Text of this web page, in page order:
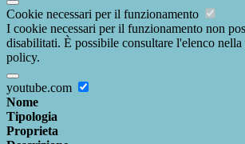
Cookie necessari per il funzionamento
I cookie necessari per il funzionamento non
disabilitati. È possibile consultare l'elenco
policy.
youtube.com
Nome
Tipologia
Proprieta